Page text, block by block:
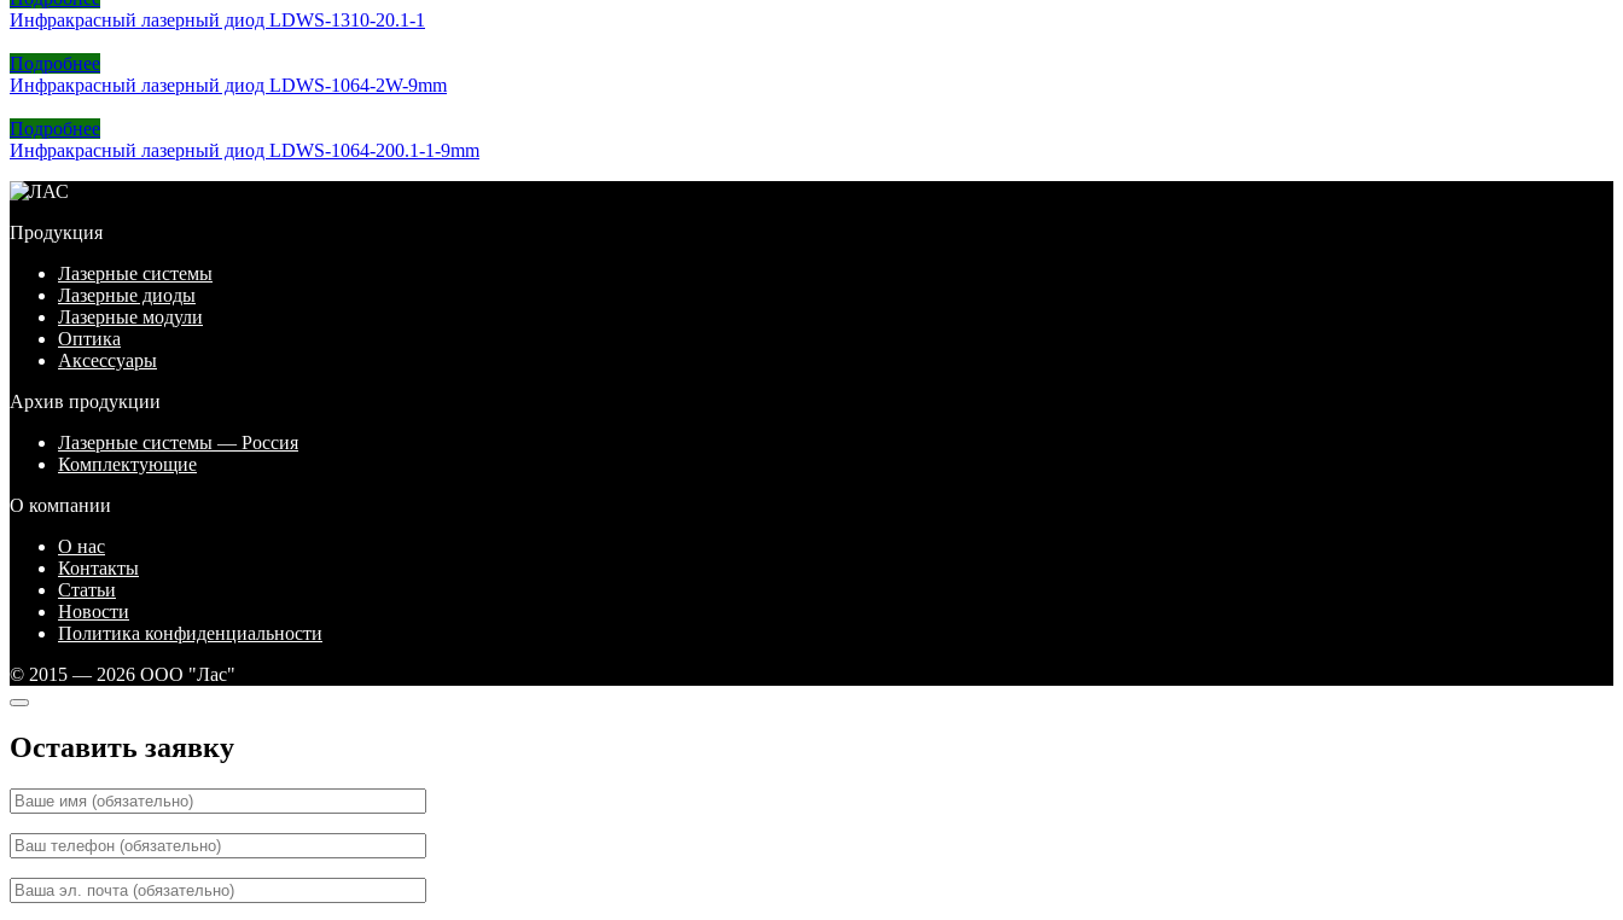
Инфракрасный лазерный диод LDWS-1310-20.1-1
Подробнее
Инфракрасный лазерный диод LDWS-1064-2W-9mm
Подробнее
Инфракрасный лазерный диод LDWS-1064-200.1-1-9mm
Продукция
Лазерные системы
Лазерные диоды
Лазерные модули
Оптика
Аксессуары
Архив продукции
Лазерные системы — Россия
Комплектующие
О компании
О нас
Контакты
Статьи
Новости
Политика конфиденциальности
© 2015 — 2026 ООО "Лас"
Оставить заявку